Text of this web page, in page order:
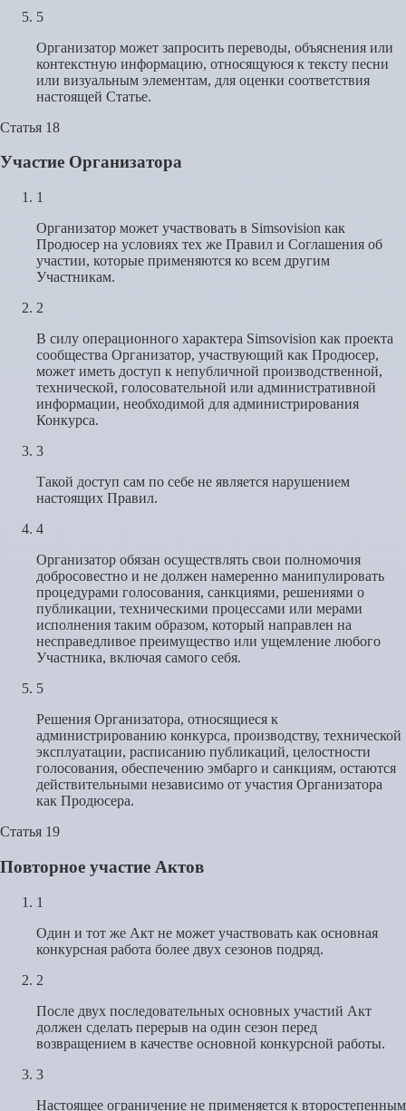
5
Организатор может запросить переводы, объяснения или
контекстную информацию, относящуюся к тексту песни
или визуальным элементам, для оценки соответствия
настоящей Статье.
Статья 18
Участие Организатора
1
Организатор может участвовать в Simsovision как
Продюсер на условиях тех же Правил и Соглашения об
участии, которые применяются ко всем другим
Участникам.
2
В силу операционного характера Simsovision как проекта
сообщества Организатор, участвующий как Продюсер,
может иметь доступ к непубличной производственной,
технической, голосовательной или административной
информации, необходимой для администрирования
Конкурса.
3
Такой доступ сам по себе не является нарушением
настоящих Правил.
4
Организатор обязан осуществлять свои полномочия
добросовестно и не должен намеренно манипулировать
процедурами голосования, санкциями, решениями о
публикации, техническими процессами или мерами
исполнения таким образом, который направлен на
несправедливое преимущество или ущемление любого
Участника, включая самого себя.
5
Решения Организатора, относящиеся к
администрированию конкурса, производству, технической
эксплуатации, расписанию публикаций, целостности
голосования, обеспечению эмбарго и санкциям, остаются
действительными независимо от участия Организатора
как Продюсера.
Статья 19
Повторное участие Актов
1
Один и тот же Акт не может участвовать как основная
конкурсная работа более двух сезонов подряд.
2
После двух последовательных основных участий Акт
должен сделать перерыв на один сезон перед
возвращением в качестве основной конкурсной работы.
3
Настоящее ограничение не применяется к второстепенным